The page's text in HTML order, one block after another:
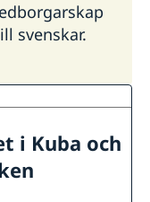
svenskar.
i Kuba och